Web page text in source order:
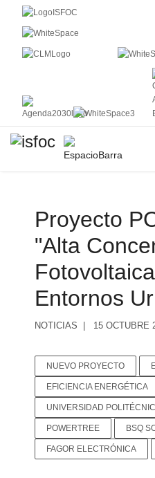
Proyecto
"Alta
Entornos
NOTICIAS 15 OCTUBRE
NUEVO PROYECTO
EFICIENCIA ENERGÉTICA
UNIVERSIDAD
POWERTREE BSQ
FAGOR ELECTRÓNICA